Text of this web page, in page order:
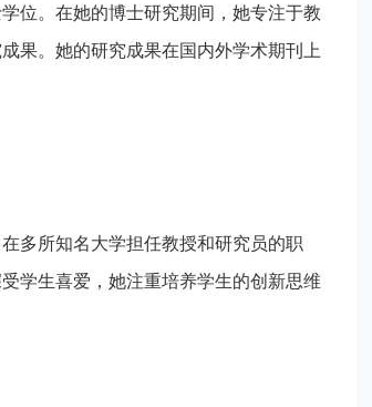
位。在她的博士研究期间，她专注于教
果。她的研究成果在国内外学术期刊上
多所知名大学担任教授和研究员的职
学生喜爱，她注重培养学生的创新思维